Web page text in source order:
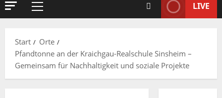
Primäres
LIVE
Start
Orte
Pfandtonne an der Kraichgau-Realschule Sinsheim –
Gemeinsam für Nachhaltigkeit und soziale Projekte